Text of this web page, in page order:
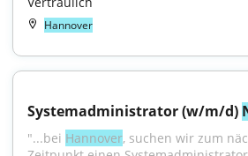
Hannover
Systemadministrator (w/m/d)
"...bei Hannover, suchen wir zum